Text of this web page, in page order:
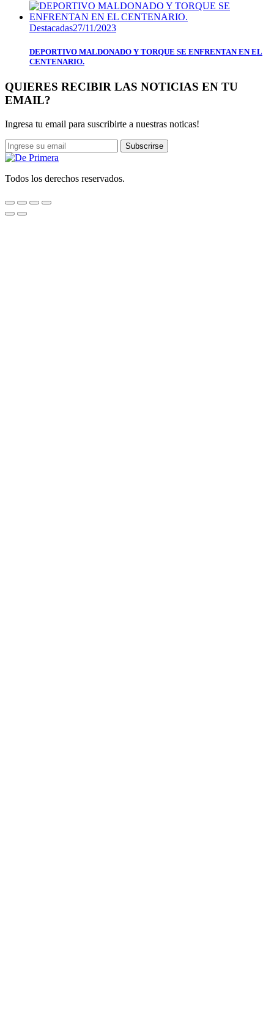
Destacadas27/11/2023
DEPORTIVO MALDONADO Y TORQUE SE ENFRENTAN EN EL
CENTENARIO.
QUIERES RECIBIR LAS NOTICIAS EN TU
EMAIL?
Ingresa tu email para suscribirte a nuestras noticas!
Subscrirse
Todos los derechos reservados.